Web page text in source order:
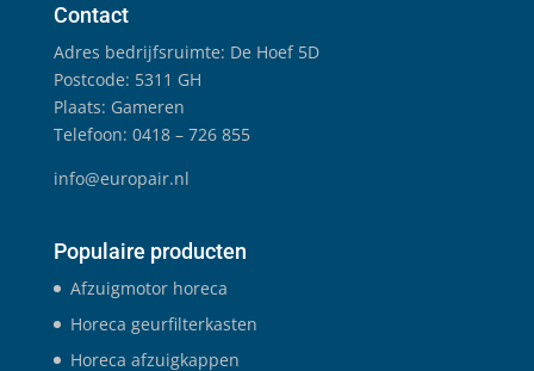
Contact
Adres bedrijfsruimte: De Hoef 5D
Postcode: 5311 GH
Plaats: Gameren
Telefoon: 0418 – 726 855
info@europair.nl
Populaire producten
Afzuigmotor horeca
Horeca geurfilterkasten
Horeca afzuigkappen